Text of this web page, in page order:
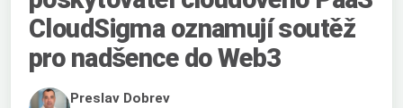
CloudSigma oznamují soutěž
pro nadšence do Web3
Preslav Dobrev